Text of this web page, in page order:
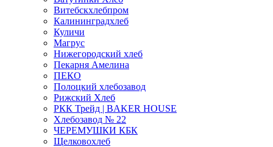
Витебскхлебпром
Калининградхлеб
Куличи
Магрус
Нижегородский хлеб
Пекарня Амелина
ПЕКО
Полоцкий хлебозавод
Рижский Хлеб
РКК Трейд | BAKER HOUSE
Хлебозавод № 22
ЧЕРЕМУШКИ КБК
Щелковохлеб